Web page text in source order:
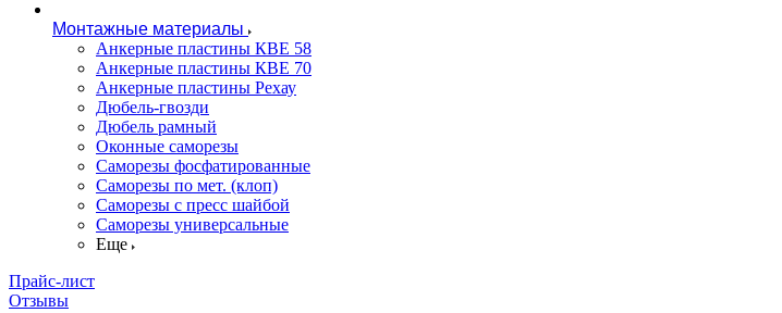
Монтажные материалы
Анкерные пластины КВЕ 58
Анкерные пластины КВЕ 70
Анкерные пластины Рехау
Дюбель-гвозди
Дюбель рамный
Оконные саморезы
Саморезы фосфатированные
Саморезы по мет. (клоп)
Саморезы с пресс шайбой
Саморезы универсальные
Еще
Прайс-лист
Отзывы